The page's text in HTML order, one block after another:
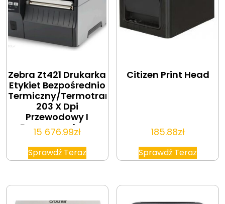
Zebra Zt421 Drukarka
Etykiet Bezpośrednio
Termiczny/Termotransferowy
203 X Dpi
Przewodowy I
Bezprzewodowy
15 676.99zł
Sprawdź Teraz
Citizen Print Head
185.88zł
Sprawdź Teraz